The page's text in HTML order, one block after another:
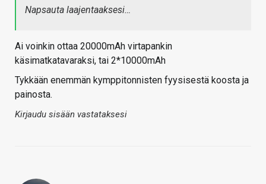
Napsauta laajentaaksesi…
Ai voinkin ottaa 20000mAh virtapankin
käsimatkatavaraksi, tai 2*10000mAh
Tykkään enemmän kymppitonnisten fyysisestä koosta ja
painosta.
Kirjaudu sisään vastataksesi